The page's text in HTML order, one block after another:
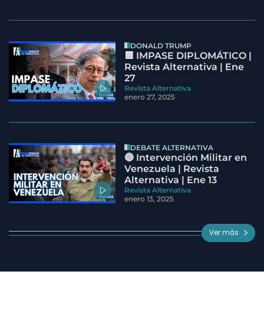
DONALD TRUMP
🟦 IMPASE DIPLOMÁTICO |
Revista Alternativa | Ene
27
Revista Alternativa
enero 27, 2025
DEBATE ALTERNATIVA
🔵 Intervención Militar en
Venezuela | Revista
Alternativa | Ene 13
Revista Alternativa
enero 13, 2025
Ver más